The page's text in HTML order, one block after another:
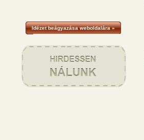
Idézet beágyazása weboldalára »